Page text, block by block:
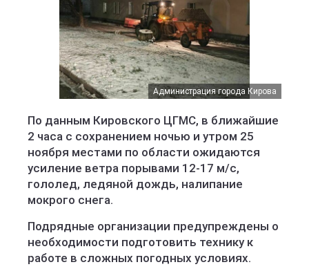
Администрация города Кирова
По данным Кировского ЦГМС, в ближайшие
2 часа с сохранением ночью и утром 25
ноября местами по области ожидаются
усиление ветра порывами 12-17 м/с,
гололед, ледяной дождь, налипание
мокрого снега.
Подрядные организации предупреждены о
необходимости подготовить технику к
работе в сложных погодных условиях.